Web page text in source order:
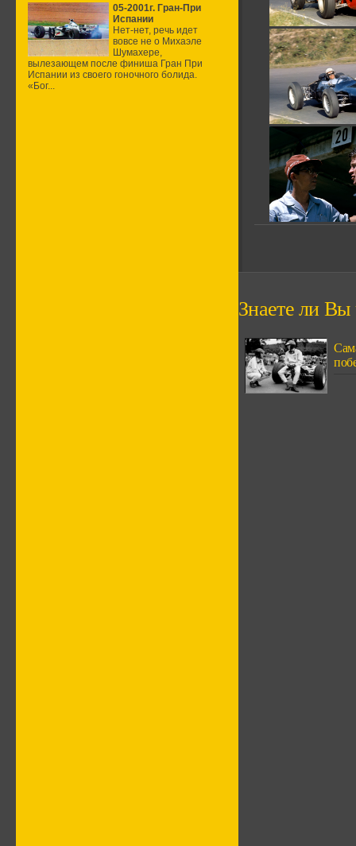
05-2001г. Гран-При
Испании
Нет-нет, речь идет
вовсе не о Михаэле
Шумахере,
вылезающем после финиша Гран При
Испании из своего гоночного болида.
«Бог...
Знаете ли Вы